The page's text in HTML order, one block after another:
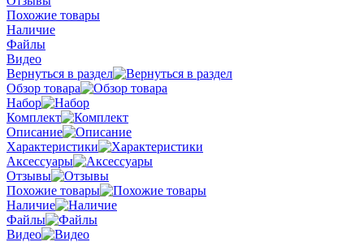
Похожие товары
Наличие
Файлы
Видео
Вернуться в раздел
Обзор товара
Набор
Комплект
Описание
Характеристики
Аксессуары
Отзывы
Похожие товары
Наличие
Файлы
Видео